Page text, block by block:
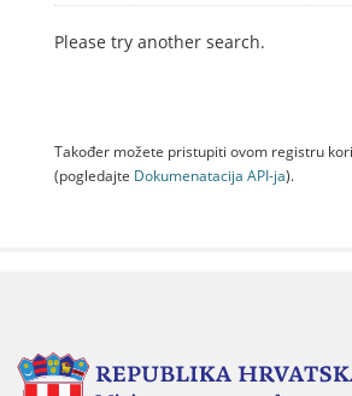
Please try another search.
Također možete pristupiti ovom registru
(pogledajte Dokumenаtаcijа API-jа).